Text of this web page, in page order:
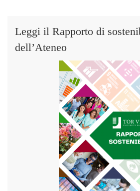
Leggi il Rapporto di
dell’Ateneo